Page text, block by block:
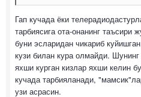
Гап кучада ёки
тарбиясига ота-онанинг таъсири
буни эсларидан чикариб
кузи билан кура олмайди.
яхши курган кизлар яхши келин
кучада тарбияланади,
узи асрасин.